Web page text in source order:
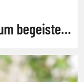
begeistert